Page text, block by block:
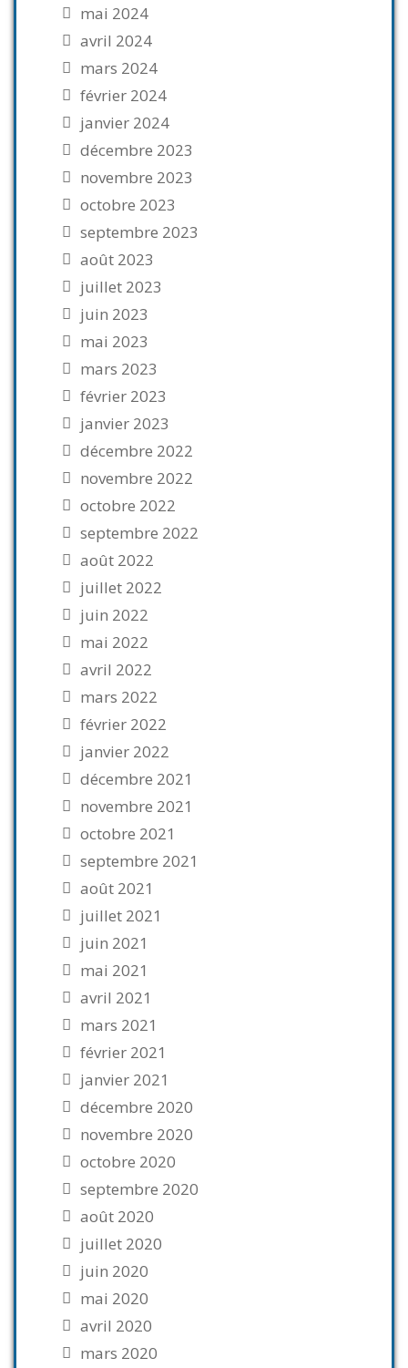
mai 2024
avril 2024
mars 2024
février 2024
janvier 2024
décembre 2023
novembre 2023
octobre 2023
septembre 2023
août 2023
juillet 2023
juin 2023
mai 2023
mars 2023
février 2023
janvier 2023
décembre 2022
novembre 2022
octobre 2022
septembre 2022
août 2022
juillet 2022
juin 2022
mai 2022
avril 2022
mars 2022
février 2022
janvier 2022
décembre 2021
novembre 2021
octobre 2021
septembre 2021
août 2021
juillet 2021
juin 2021
mai 2021
avril 2021
mars 2021
février 2021
janvier 2021
décembre 2020
novembre 2020
octobre 2020
septembre 2020
août 2020
juillet 2020
juin 2020
mai 2020
avril 2020
mars 2020